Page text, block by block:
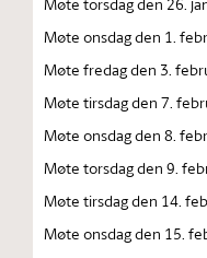
Møte onsdag den 1.
Møte fredag den 3.
Møte tirsdag den 7.
Møte onsdag den 8.
Møte torsdag den 9.
Møte tirsdag den 14.
Møte onsdag den 15.